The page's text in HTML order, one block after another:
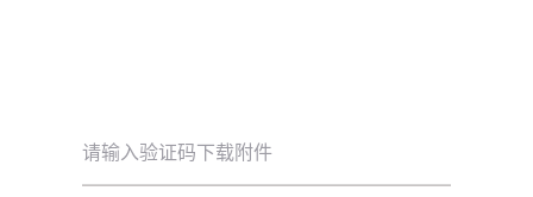
请输入验证码下载附件